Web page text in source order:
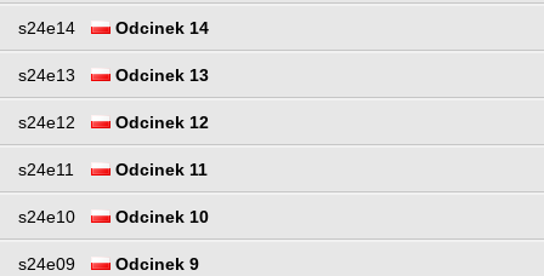
s24e14 Odcinek 14
s24e13 Odcinek 13
s24e12 Odcinek 12
s24e11 Odcinek 11
s24e10 Odcinek 10
s24e09 Odcinek 9